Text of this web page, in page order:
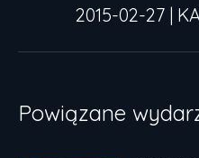
2015-02-27 |
Powiązane